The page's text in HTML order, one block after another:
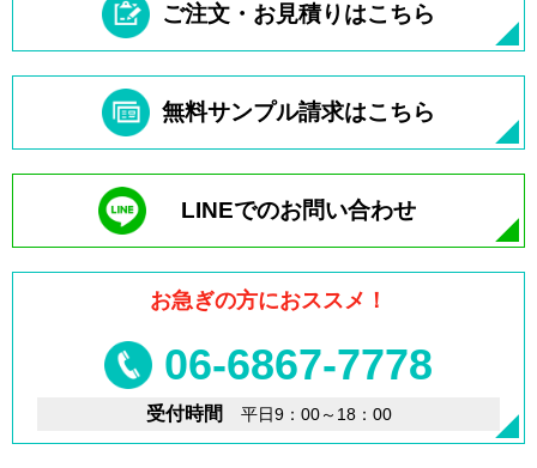
ご注文・お見積りはこちら
無料サンプル請求はこちら
LINEでのお問い合わせ
お急ぎの方におススメ！
06-6867-7778
受付時間 平日9：00～18：00